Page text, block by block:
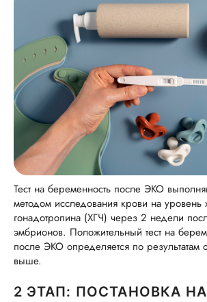
Тест на беременность после ЭКО
методом исследования крови на уровень
гонадотропина (ХГЧ) через 2 недели
эмбрионов. Положительный тест на
после ЭКО определяется по
выше.
2 ЭТАП: ПОСТАНОВКА